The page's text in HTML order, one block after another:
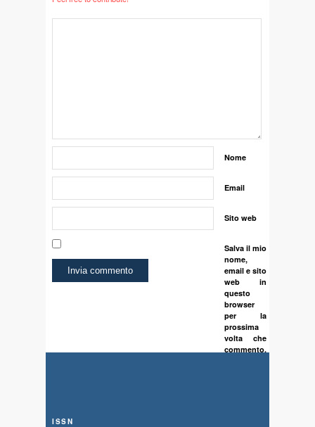
Nome
Email
Sito web
Salva il mio
nome,
email e sito
web in
questo
browser
per la
prossima
volta che
commento.
ISSN